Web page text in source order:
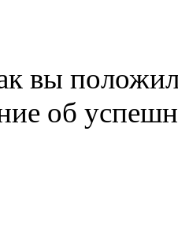
вы
об